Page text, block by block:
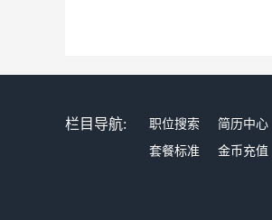
栏目导航: 职位搜索 简历中心
套餐标准
金币充值